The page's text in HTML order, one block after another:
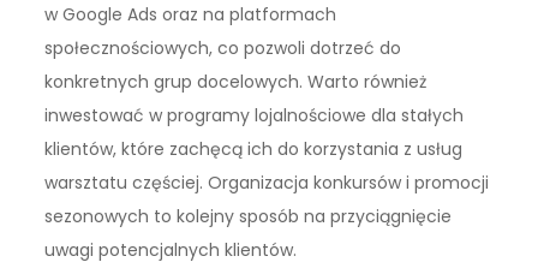
w Google Ads oraz na platformach
społecznościowych, co pozwoli dotrzeć do
konkretnych grup docelowych. Warto również
inwestować w programy lojalnościowe dla stałych
klientów, które zachęcą ich do korzystania z usług
warsztatu częściej. Organizacja konkursów i promocji
sezonowych to kolejny sposób na przyciągnięcie
uwagi potencjalnych klientów.